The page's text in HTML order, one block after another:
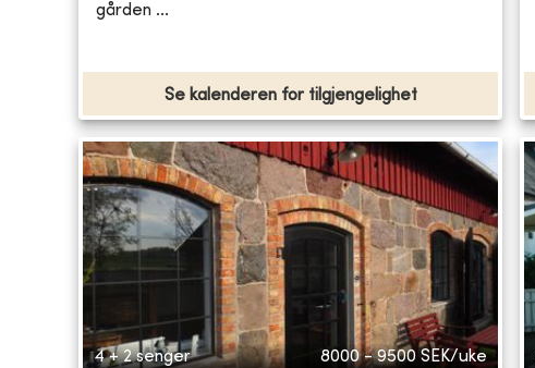
gården ...
Se kalenderen for tilgjengelighet
4 + 2 senger 8000 - 9500 SEK/uke